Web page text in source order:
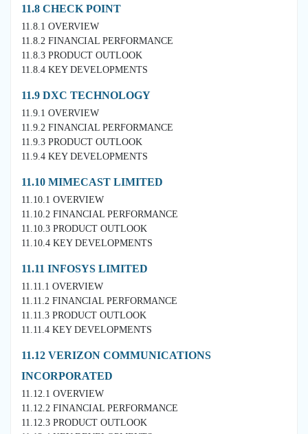
11.8 CHECK POINT
11.8.1 OVERVIEW
11.8.2 FINANCIAL PERFORMANCE
11.8.3 PRODUCT OUTLOOK
11.8.4 KEY DEVELOPMENTS
11.9 DXC TECHNOLOGY
11.9.1 OVERVIEW
11.9.2 FINANCIAL PERFORMANCE
11.9.3 PRODUCT OUTLOOK
11.9.4 KEY DEVELOPMENTS
11.10 MIMECAST LIMITED
11.10.1 OVERVIEW
11.10.2 FINANCIAL PERFORMANCE
11.10.3 PRODUCT OUTLOOK
11.10.4 KEY DEVELOPMENTS
11.11 INFOSYS LIMITED
11.11.1 OVERVIEW
11.11.2 FINANCIAL PERFORMANCE
11.11.3 PRODUCT OUTLOOK
11.11.4 KEY DEVELOPMENTS
11.12 VERIZON COMMUNICATIONS
INCORPORATED
11.12.1 OVERVIEW
11.12.2 FINANCIAL PERFORMANCE
11.12.3 PRODUCT OUTLOOK